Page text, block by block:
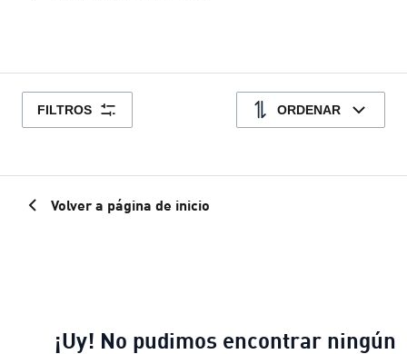
FILTROS ORDENAR
Volver a página de inicio
¡Uy! No pudimos encontrar ningún